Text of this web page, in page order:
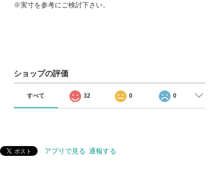
※実寸を参考にご検討下さい。
ショップの評価
すべて 32 0 0
アプリで見る 通報する